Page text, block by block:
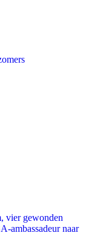
vier gewonden
ambassadeur naar